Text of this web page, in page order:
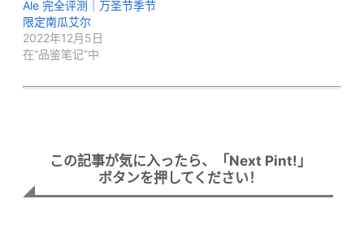
Ale 完全评测｜万圣节季节
限定南瓜艾尔
2022年12月5日
在“品鉴笔记”中
この記事が気に入ったら、「Next Pint!」
ボタンを押してください！